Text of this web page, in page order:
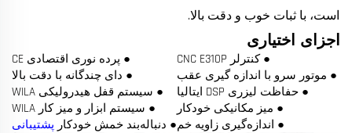
است، با ثبات خوب و دقت بالا.
اجزای اختیاری
● کنترلر CNC E310P
● موتور سرو با اندازه گیری عقب
● حفاظت لیزری DSP ایتالیا
● میز مکانیکی خودکار
● اندازه‌گیری زاویه خم
● پرده نوری اقتصادی CE
● دای چندگانه با دقت بالا
● سیستم قفل هیدرولیکی WILA
● سیستم ابزار و میز کار WILA
● دنباله‌بند خمش خودکار پشتیبانی